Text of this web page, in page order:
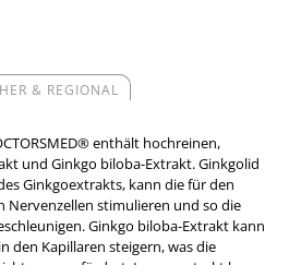
& REGIONAL
enthält hochreinen,
und Ginkgo biloba-Extrakt. Ginkgolid
Ginkgoextrakts, kann die für den
Nervenzellen stimulieren und so die
Ginkgo biloba-Extrakt kann
den Kapillaren steigern, was die